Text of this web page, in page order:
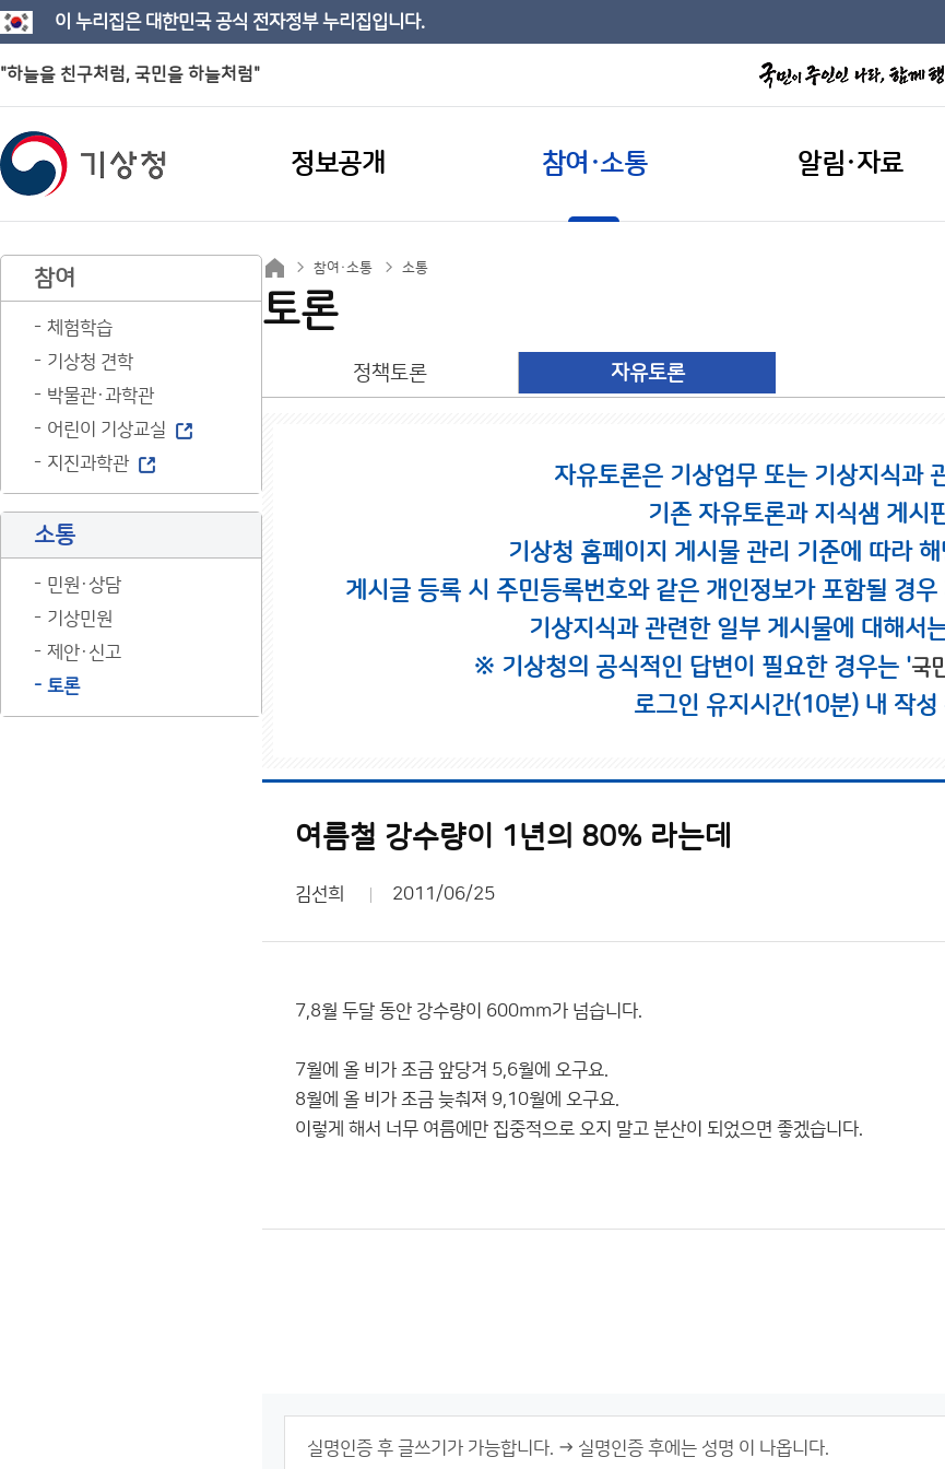
이 누리집은 대한민국 공식 전자정부 누리집입니다.
"하늘을 친구처럼, 국민을 하늘처럼"
정보공개 참여·소통 알림·자료
참여
체험학습
기상청 견학
박물관·과학관
어린이 기상교실
지진과학관
소통
민원·상담
기상민원
제안·신고
토론
참여·소통 소통
토론
정책토론 자유토론
자유토론은 기상업무 또는 기상지식과
기존 자유토론과 지식샘 게시
기상청 홈페이지 게시물 관리 기준에 따라
게시글 등록 시 주민등록번호와 같은 개인정보가 포함될 경
기상지식과 관련한 일부 게시물에 대해서
※ 기상청의 공식적인 답변이 필요한 경우는 '국
로그인 유지시간(10분) 내 작
여름철 강수량이 1년의 80% 라는데
김선희 2011/06/25
7,8월 두달 동안 강수량이 600mm가 넘습니다.
7월에 올 비가 조금 앞당겨 5,6월에 오구요.
8월에 올 비가 조금 늦춰져 9,10월에 오구요.
이렇게 해서 너무 여름에만 집중적으로 오지 말고 분산이 되었으면 좋겠습니다.